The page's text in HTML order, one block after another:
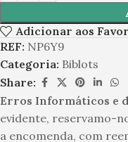
Adicionar aos
REF: NP6Y9
Categoria: Biblots
Share:
Erros Informáticos e
evidente, reservamo-
a encomenda, com